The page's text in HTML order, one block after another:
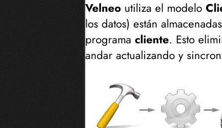
Velneo utiliza el modelo
los datos) están
programa cliente. Esto
andar actualizando y